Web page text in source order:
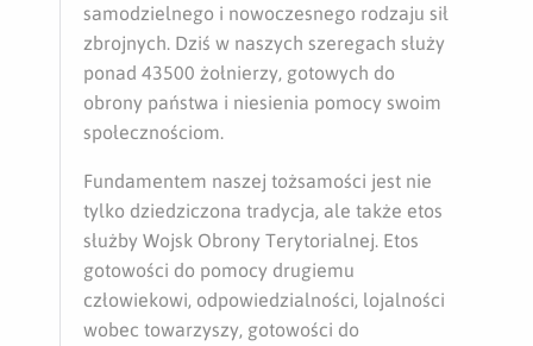
samodzielnego i nowoczesnego rodzaju sił
zbrojnych. Dziś w naszych szeregach służy
ponad 43500 żołnierzy, gotowych do
obrony państwa i niesienia pomocy swoim
społecznościom.
Fundamentem naszej tożsamości jest nie
tylko dziedziczona tradycja, ale także etos
służby Wojsk Obrony Terytorialnej. Etos
gotowości do pomocy drugiemu
człowiekowi, odpowiedzialności, lojalności
wobec towarzyszy, gotowości do